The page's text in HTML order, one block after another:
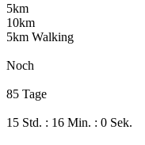
5km
10km
5km Walking
Noch
85 Tage
15 Std. : 15 Min. : 59 Sek.